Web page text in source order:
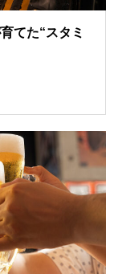
てた“スタミ